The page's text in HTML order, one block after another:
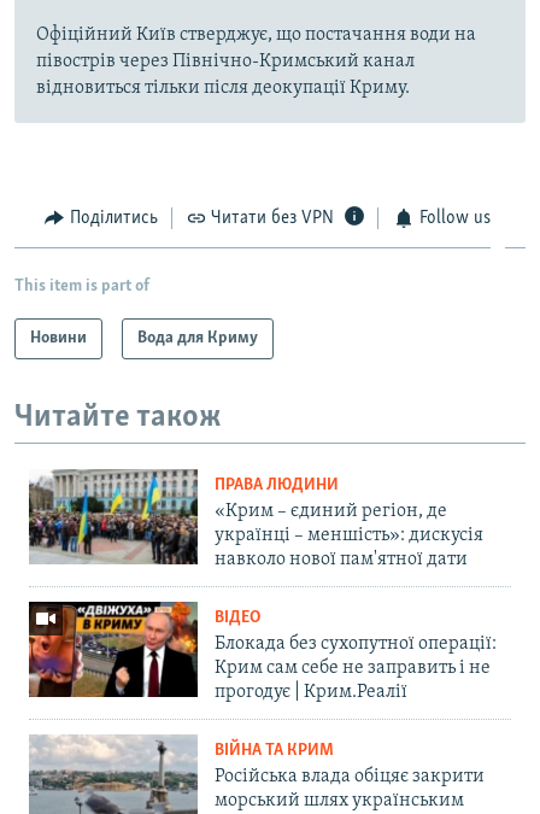
Офіційний Київ стверджує, що постачання води на
півострів через Північно-Кримський канал
відновиться тільки після деокупації Криму.
Поділитись Читати без VPN Follow us
This item is part of
Новини Вода для Криму
Читайте також
ПРАВА ЛЮДИНИ
«Крим – єдиний регіон, де
українці – меншість»: дискусія
навколо нової пам'ятної дати
ВІДЕО
Блокада без сухопутної операції:
Крим сам себе не заправить і не
прогодує | Крим.Реалії
ВІЙНА ТА КРИМ
Російська влада обіцяє закрити
морський шлях українським